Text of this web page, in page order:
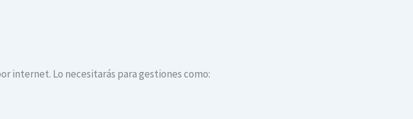
internet. Lo necesitarás para gestiones como: